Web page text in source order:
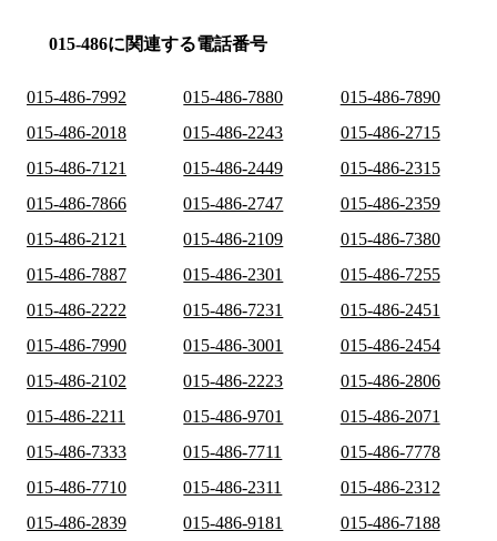
015-486に関連する電話番号
015-486-7992 015-486-7880
015-486-7890
015-486-2018
015-486-2243
015-486-2715
015-486-7121
015-486-2449
015-486-2315
015-486-7866
015-486-2747
015-486-2359
015-486-2121
015-486-2109
015-486-7380
015-486-7887
015-486-2301
015-486-7255
015-486-2222
015-486-7231
015-486-2451
015-486-7990
015-486-3001
015-486-2454
015-486-2102
015-486-2223
015-486-2806
015-486-2211
015-486-9701
015-486-2071
015-486-7333
015-486-7711
015-486-7778
015-486-7710
015-486-2311
015-486-2312
015-486-2839
015-486-9181
015-486-7188